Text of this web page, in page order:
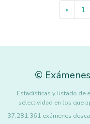
« 1
©
Estadísticas y listado de
selectividad en los que
37.281.361 exámenes